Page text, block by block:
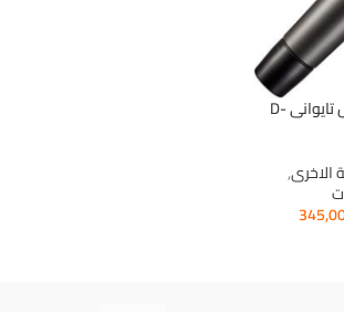
مايكروفون يوني تكس تايوانى D-
الاخرى,